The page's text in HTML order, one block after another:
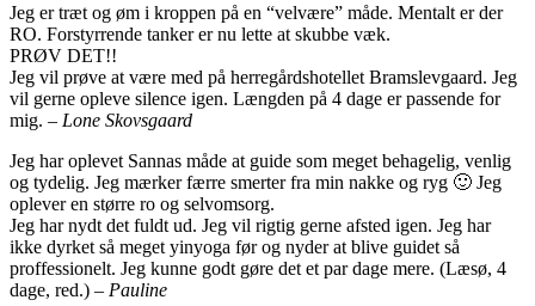
Jeg er træt og øm i kroppen på en “velvære” måde. Mentalt er der
RO. Forstyrrende tanker er nu lette at skubbe væk.
PRØV DET!!
Jeg vil prøve at være med på herregårdshotellet Bramslevgaard. Jeg
vil gerne opleve silence igen. Længden på 4 dage er passende for
mig. – Lone Skovsgaard
Jeg har oplevet Sannas måde at guide som meget behagelig, venlig
og tydelig. Jeg mærker færre smerter fra min nakke og ryg 🙂 Jeg
oplever en større ro og selvomsorg.
Jeg har nydt det fuldt ud. Jeg vil rigtig gerne afsted igen. Jeg har
ikke dyrket så meget yinyoga før og nyder at blive guidet så
proffessionelt. Jeg kunne godt gøre det et par dage mere. (Læsø, 4
dage, red.) – Pauline